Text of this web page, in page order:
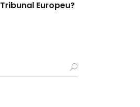
Tribunal Europeu?